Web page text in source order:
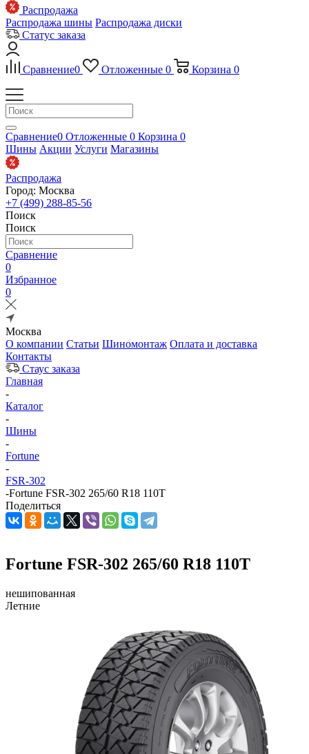
Распродажа
Распродажа шины Распродажа диски
Статус заказа
Сравнение0 Отложенные 0 Корзина 0
Сравнение0 Отложенные 0 Корзина 0
Шины Акции Услуги Магазины
Распродажа
Город: Москва
+7 (499) 288-85-56
Поиск
Поиск
Сравнение
0
Избранное
0
Москва
О компании Статьи Шиномонтаж Оплата и доставка
Контакты
Стаус заказа
Главная
-
Каталог
-
Шины
-
Fortune
-
FSR-302
-Fortune FSR-302 265/60 R18 110T
Поделиться
Fortune FSR-302 265/60 R18 110T
нешипованная
Летние